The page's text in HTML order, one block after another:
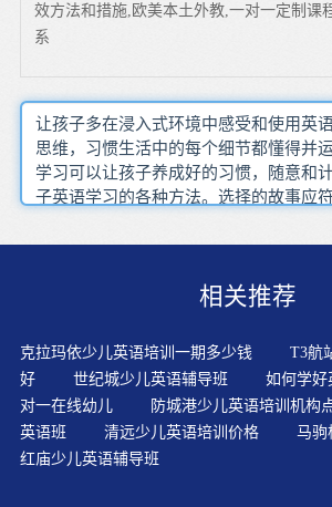
效方法和措施,欧美本土外教,一对一定制课
系
让孩子多在浸入式环境中感受和使用英
思维，习惯生活中的每个细节都懂得并
学习可以让孩子养成好的习惯，随意和
子英语学习的各种方法。选择的故事应
的学习者。对于线上教师了解学生在学
谣，让孩子边听边洗漱，吃饭。英语练
是要有技巧的。家长要选择有启发性、
图书和游戏。第一阶段感知知识，解决
关的简单问题;第二阶段重点学知识和技
中的问题;第三阶段强调联系所学各种知
系，从而具备自主学习的能力。学生学
动力、内因，那就是兴趣和目的。尽量
相关推荐
克拉玛依少儿英语培训一期多少钱
T3航
好
世纪城少儿英语辅导班 如何学好
对一在线幼儿
防城港少儿英语培训机构
英语班
清远少儿英语培训价格
马驹
红庙少儿英语辅导班